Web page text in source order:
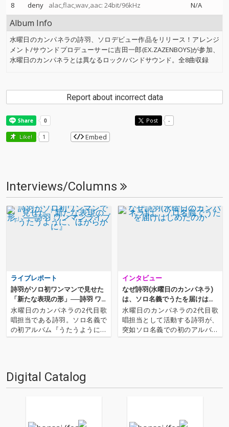
8
deny alac,flac,wav,aac: 24bit/96kHz N/A
Album Info
水曜日のカンパネラの詩羽、ソロデビュー作品をリリース！アレンジ
メント/サウンドプロデューサーに吉田一郎(EX.ZAZENBOYS)が参加、
水曜日のカンパネラとは異なるロック/バンドサウンド。全8曲収録
Report about incorrect data
Post -
Like! 1 Embed
Interviews/Columns
ライブレポート
詩羽がソロ初ワンマンで見せた
「新たな表現の形」──詩羽 ワ
ンマンライブ『うたうように、
ほがらかに』
水曜日のカンパネラの2代目歌
唱担当である詩羽。ソロ名義で
の初アルバム『うたうように、
ほがらかに』のリリースを突如
日である8月9日に開催した。バ
ンド形式でのパフォーマンスや
インタビュー
なぜ詩羽(水曜日のカンパネラ)
は、ソロ名義でうたを届けはじ
めたのか
水曜日のカンパネラの2代目歌
唱担当として活動する詩羽が、
突如ソロ名義での初のアルバム
『うたうように、ほがらかに』
ースを手がけ、レコーディン
Digital Catalog